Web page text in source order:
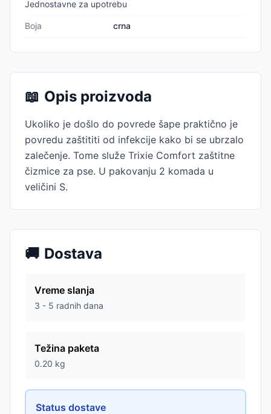
Jednostavne za upotrebu
Boja crna
📖 Opis proizvoda
Ukoliko je došlo do povrede šape praktično je
povredu zaštititi od infekcije kako bi se ubrzalo
zalečenje. Tome služe Trixie Comfort zaštitne
čizmice za pse. U pakovanju 2 komada u
veličini S.
🚚 Dostava
Vreme slanja
3 - 5 radnih dana
Težina paketa
0.20 kg
Status dostave